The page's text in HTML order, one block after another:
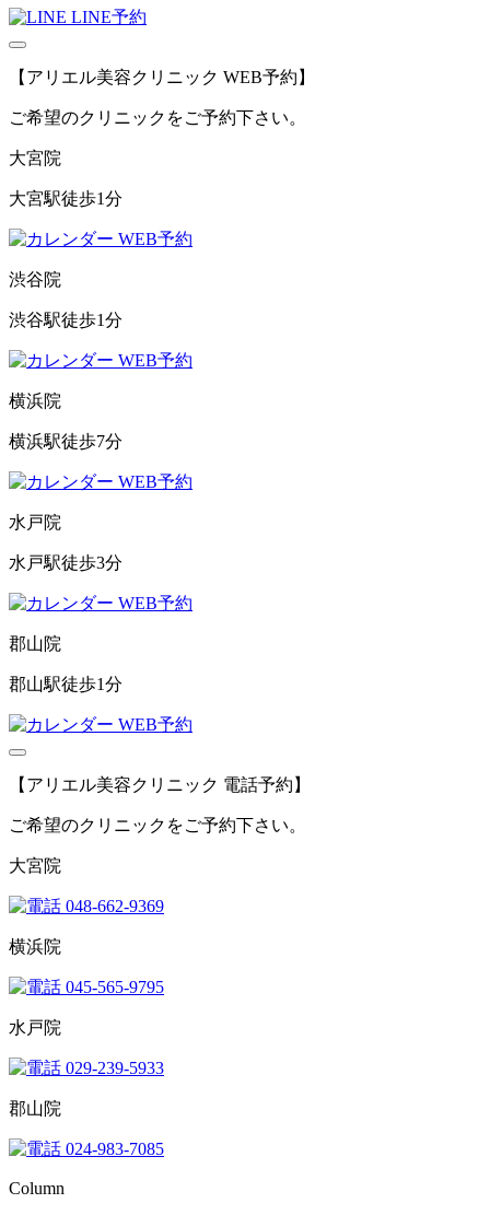
LINE予約
【アリエル美容クリニック WEB予約】
ご希望のクリニックをご予約下さい。
大宮院
大宮駅徒歩1分
WEB予約
渋谷院
渋谷駅徒歩1分
WEB予約
横浜院
横浜駅徒歩7分
WEB予約
水戸院
水戸駅徒歩3分
WEB予約
郡山院
郡山駅徒歩1分
WEB予約
【アリエル美容クリニック 電話予約】
ご希望のクリニックをご予約下さい。
大宮院
048-662-9369
横浜院
045-565-9795
水戸院
029-239-5933
郡山院
024-983-7085
Column